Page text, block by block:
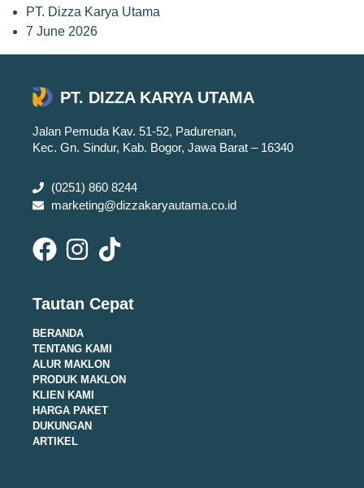
PT. Dizza Karya Utama
7 June 2026
PT. DIZZA KARYA UTAMA
Jalan Pemuda Kav. 51-52, Padurenan,
Kec. Gn. Sindur, Kab. Bogor, Jawa Barat – 16340
(0251) 860 8244
marketing@dizzakaryautama.co.id
Tautan Cepat
BERANDA
TENTANG KAMI
ALUR MAKLON
PRODUK MAKLON
KLIEN KAMI
HARGA PAKET
DUKUNGAN
ARTIKEL